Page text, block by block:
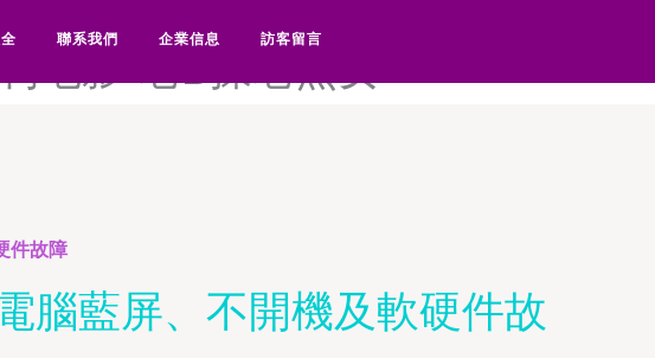
网站-狼友自拍尤物-狼友最新自
聯系我們 企業信息 訪客留言
件故障
腦藍屏、不開機及軟硬件故